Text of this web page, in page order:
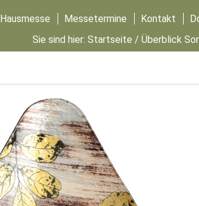
Hausmesse Messetermine Kontakt
Sie sind hier:Startseite /Überblick